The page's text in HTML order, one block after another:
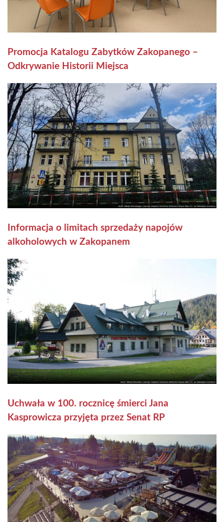
Promocja Katalogu Zabytków Zakopanego –
Odkrywanie Historii Miejsca
Informacja o limitach sprzedaży napojów
alkoholowych w Zakopanem
Uchwała w 100. rocznicę śmierci Jana
Kasprowicza przyjęta przez Senat RP